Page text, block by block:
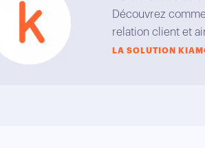
Découvrez
relation client et
LA SOLUTION